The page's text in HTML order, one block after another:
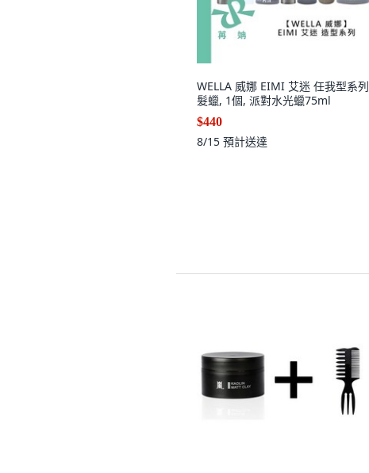
WELLA 威娜 EIMI 艾迷 任我型系列
髮蠟, 1個, 派對水光蠟75ml
$440
8/15 預計送達